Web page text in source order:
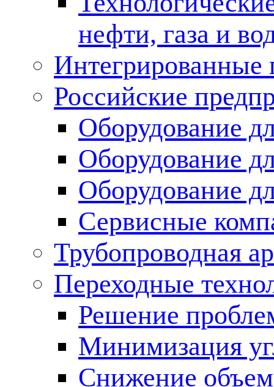
нефти, газа и
Российские
Оборудование
Оборудование
Оборудование
Сервисные
Трубопроводная
Переходные
Решение
Минимизация
Снижение